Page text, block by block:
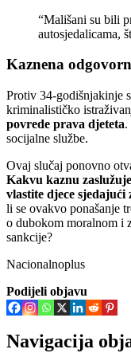
“Mališani su bili
autosjedalicama,
Kaznena
Protiv 34-godišnjakinje
kriminalističko
povrede prava djeteta.
socijalne službe.
Ovaj slučaj ponovno
Kakvu kaznu
vlastite djece sjedajući
li se ovakvo ponašanje
o dubokom moralnom i
sankcije?
Nacionalnoplus
Podijeli objavu
Navigacija